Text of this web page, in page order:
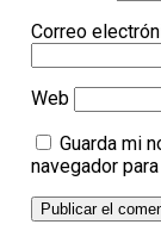
Correo
Web
Guarda mi
navegador